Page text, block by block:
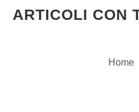
ARTICOLI CON
Home